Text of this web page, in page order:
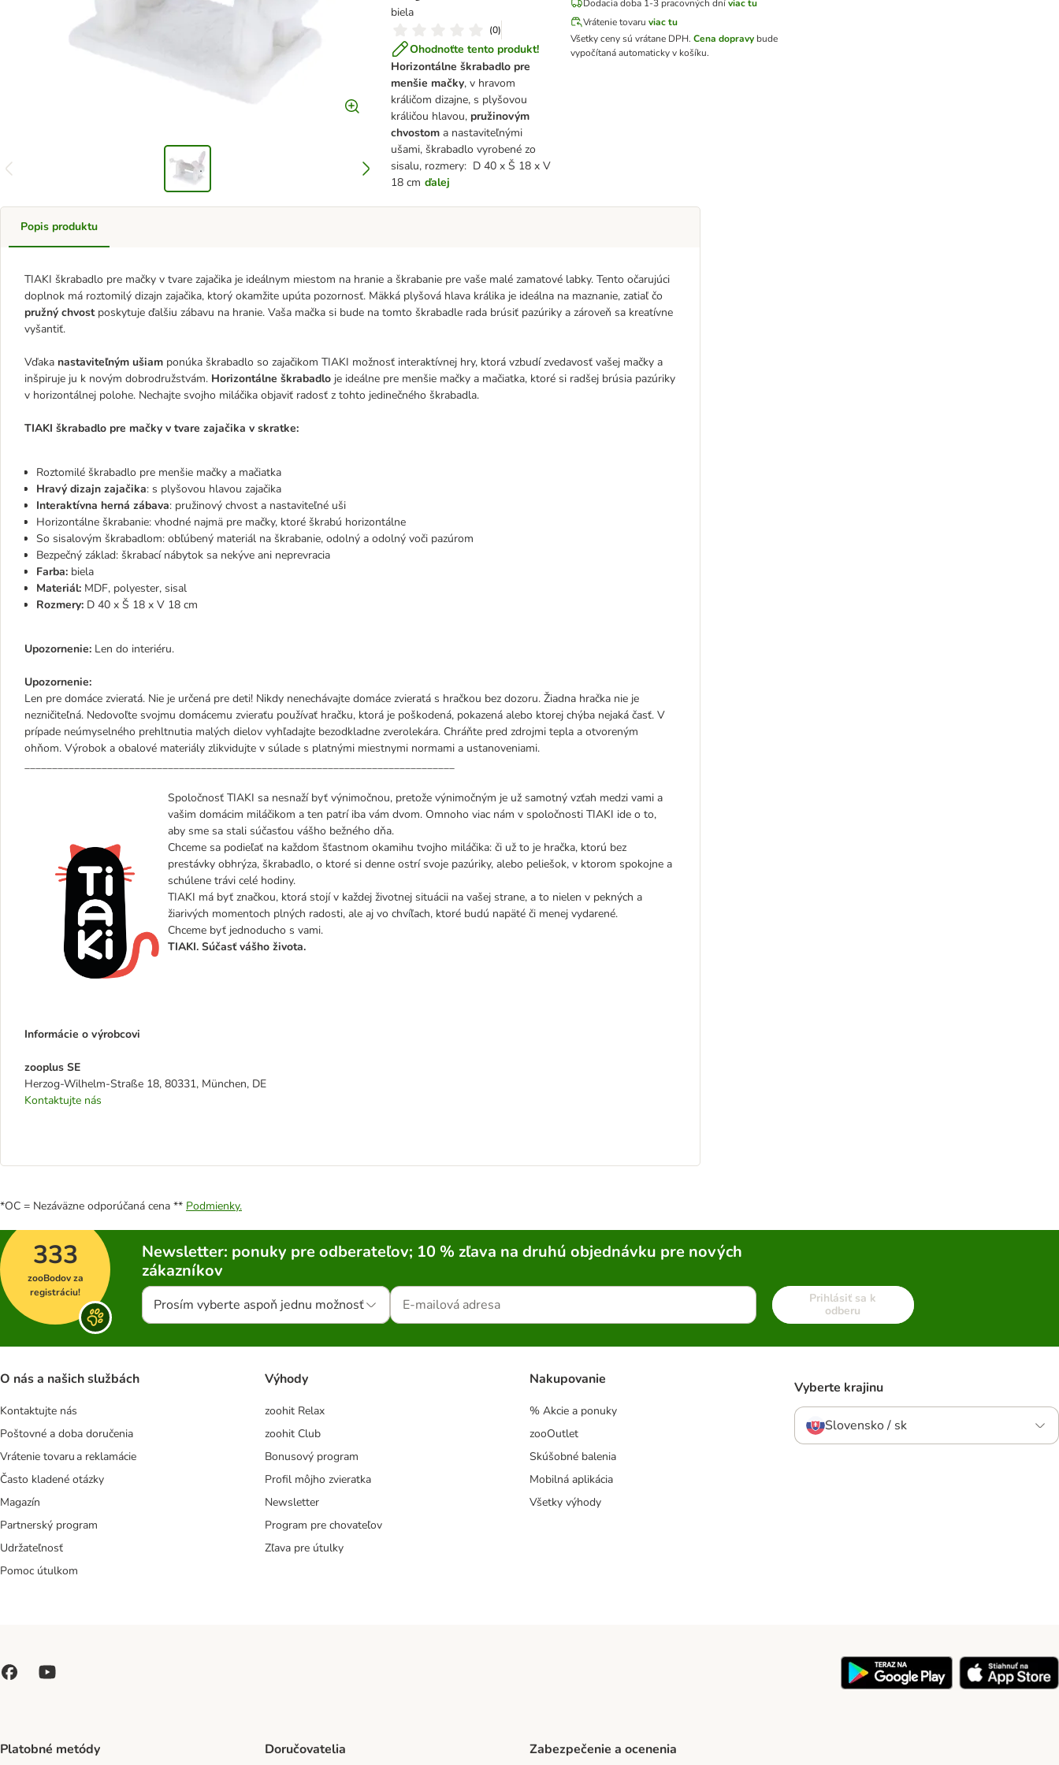
biela
(0)
Ohodnoťte tento produkt!
Horizontálne škrabadlo pre
menšie mačky, v hravom
králičom dizajne, s plyšovou
králičou hlavou, pružinovým
chvostom a nastaviteľnými
ušami, škrabadlo vyrobené zo
sisalu, rozmery: D 40 x Š 18 x V
18 cm ďalej
Dodacia doba 1-3 pracovných dní viac tu
Vrátenie tovaru viac tu
Všetky ceny sú vrátane DPH. Cena dopravybude
vypočítaná automaticky v košíku.
Popis produktu
TIAKI škrabadlo pre mačky v tvare zajačika je ideálnym miestom na hranie a škrabanie pre vaše malé zamatové labky. Tento očarujúci
doplnok má roztomilý dizajn zajačika, ktorý okamžite upúta pozornosť. Mäkká plyšová hlava králika je ideálna na maznanie, zatiaľ čo
pružný chvost poskytuje ďalšiu zábavu na hranie. Vaša mačka si bude na tomto škrabadle rada brúsiť pazúriky a zároveň sa kreatívne
vyšantiť.
Vďaka nastaviteľným ušiam ponúka škrabadlo so zajačikom TIAKI možnosť interaktívnej hry, ktorá vzbudí zvedavosť vašej mačky a
inšpiruje ju k novým dobrodružstvám. Horizontálne škrabadlo je ideálne pre menšie mačky a mačiatka, ktoré si radšej brúsia pazúriky
v horizontálnej polohe. Nechajte svojho miláčika objaviť radosť z tohto jedinečného škrabadla.
TIAKI škrabadlo pre mačky v tvare zajačika v skratke:
Roztomilé škrabadlo pre menšie mačky a mačiatka
Hravý dizajn zajačika: s plyšovou hlavou zajačika
Interaktívna herná zábava: pružinový chvost a nastaviteľné uši
Horizontálne škrabanie: vhodné najmä pre mačky, ktoré škrabú horizontálne
So sisalovým škrabadlom: obľúbený materiál na škrabanie, odolný a odolný voči pazúrom
Bezpečný základ: škrabací nábytok sa nekýve ani neprevracia
Farba: biela
Materiál: MDF, polyester, sisal
Rozmery: D 40 x Š 18 x V 18 cm
Upozornenie: Len do interiéru.
Upozornenie:
Len pre domáce zvieratá. Nie je určená pre deti! Nikdy nenechávajte domáce zvieratá s hračkou bez dozoru. Žiadna hračka nie je
nezničiteľná. Nedovoľte svojmu domácemu zvieraťu používať hračku, ktorá je poškodená, pokazená alebo ktorej chýba nejaká časť. V
prípade neúmyselného prehltnutia malých dielov vyhľadajte bezodkladne zverolekára. Chráňte pred zdrojmi tepla a otvoreným
ohňom. Výrobok a obalové materiály zlikvidujte v súlade s platnými miestnymi normami a ustanoveniami.
______________________________________________________________________________
Spoločnosť TIAKI sa nesnaží byť výnimočnou, pretože výnimočným je už samotný vzťah medzi vami a
vašim domácim miláčikom a ten patrí iba vám dvom. Omnoho viac nám v spoločnosti TIAKI ide o to,
aby sme sa stali súčasťou vášho bežného dňa.
Chceme sa podieľať na každom šťastnom okamihu tvojho miláčika: či už to je hračka, ktorú bez
prestávky obhrýza, škrabadlo, o ktoré si denne ostrí svoje pazúriky, alebo peliešok, v ktorom spokojne a
schúlene trávi celé hodiny.
TIAKI má byť značkou, ktorá stojí v každej životnej situácii na vašej strane, a to nielen v pekných a
žiarivých momentoch plných radosti, ale aj vo chvíľach, ktoré budú napäté či menej vydarené.
Chceme byť jednoducho s vami.
TIAKI. Súčasť vášho života.
Informácie o výrobcovi
zooplus SE
Herzog-Wilhelm-Straße 18, 80331, München, DE
Kontaktujte nás
*OC = Nezáväzne odporúčaná cena ** Podmienky.
333
zooBodov za
registráciu!
Newsletter: ponuky pre odberateľov; 10 % zľava na druhú objednávku pre nových
zákazníkov
Prosím vyberte aspoň jednu možnosť
Prihlásiť sa k
odberu
O nás a našich službách
Kontaktujte nás
Poštovné a doba doručenia
Vrátenie tovaru a reklamácie
Často kladené otázky
Magazín
Partnerský program
Udržateľnosť
Pomoc útulkom
Výhody
zoohit Relax
zoohit Club
Bonusový program
Profil môjho zvieratka
Newsletter
Program pre chovateľov
Zľava pre útulky
Nakupovanie
% Akcie a ponuky
zooOutlet
Skúšobné balenia
Mobilná aplikácia
Všetky výhody
Vyberte krajinu
Slovensko / sk
Platobné metódy Doručovatelia Zabezpečenie a ocenenia